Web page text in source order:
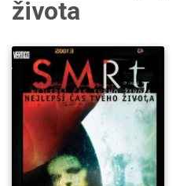
života